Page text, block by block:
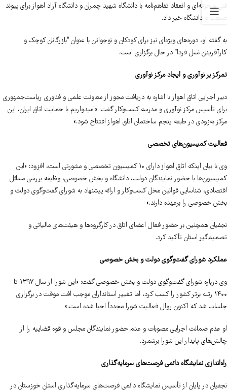
فنی و حرفه‌ای و انعقاد تفاهم‌نامه با دانشگاه شهید چمران و دانشگاه آزاد اهواز برای پیوند
صنعت و دانشگاه خبر داد.
به گفته او، دوره‌های ویژه‌ای نیز برای کودکان و نوجوانان با عنوان “بازرگانان کوچک و
کارآفرینان نسل فردا” در حال برگزاری است.
تمرکز بر نوآوری و ایجاد مرکز نوآوری
دبیر اجرایی اتاق اهواز با اشاره به دریافت مجوز از معاونت علمی و فناوری ریاست‌جمهوری
برای تأسیس مرکز نوآوری و مدرسه کسب‌وکار گفت: «امیدواریم با حمایت اتاق ایران، این
مرکز به‌زودی در طبقه پنجم ساختمان اتاق اهواز افتتاح شود.»
فعالیت کمیسیون‌های تخصصی
وی با بیان اینکه اتاق اهواز دارای ۱۰ کمیسیون تخصصی و مشورتی است، افزود: «این
کمیسیون‌ها با حضور نمایندگان دولت، دانشگاه و بخش خصوصی، وظیفه بررسی مسائل
اقتصادی، شناسایی قوانین مخل کسب‌وکار و ارائه پیشنهاد به شورای گفت‌وگوی دولت و
بخش خصوصی را برعهده دارند.»
نجفیان همچنین بر حضور فعال اعضای اتاق در کارگروه‌ها و هیئت‌های مالیاتی و
تصمیم‌گیر استان تأکید کرد.
عملکرد شورای گفت‌وگوی دولت و بخش خصوصی
وی درباره شورای گفت‌وگوی دولت و بخش خصوصی گفت: «این شورا از سال ۱۳۹۷ تا
۱۴۰۰ رتبه برتر کشور را کسب کرد، اما تغییر استانداران موجب افت موقت در برگزاری
جلسات شد که اکنون روال فعالیت شورا مجدداً احیا شده است.»
او عدم ضمانت اجرایی مصوبات و عدم حضور نمایندگان مجلس و قوه قضاییه را از
چالش‌های پایدار این شورا برشمرد.
راه‌اندازی نمایشگاه دائمی فرصت‌های سرمایه‌گذاری
نجفیان در پایان از تأسیس نمایشگاه دائمی فرصت‌های سرمایه‌گذاری استان خوزستان در